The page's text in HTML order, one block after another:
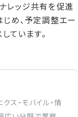
レッジ共有を促進
め、予定調整エー
ています。
ス・モバイル・情